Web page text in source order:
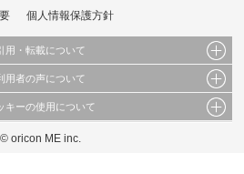
個人情報保護方針
用・転載について
字、写真、イラスト、画像データ等）及びこれらの配
断転載・複製などの二次利用を行うことは固く禁じて
用者の声について
てサービスの利用者が提出された見解・感想です。
理解いただいた上でご覧ください。
キーの使用について
ユーザーに合わせたコンテンツや広告の表示、ソー
© oricon ME inc.